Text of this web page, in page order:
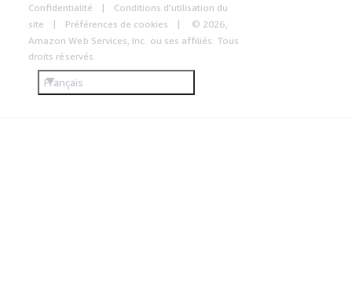
Confidentialité
Conditions d'utilisation du
site
Préférences de cookies
© 2026,
Amazon Web Services, Inc. ou ses affiliés. Tous
droits réservés.
Français